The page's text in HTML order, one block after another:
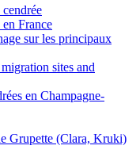
France
sur les principaux
sites and
en Champagne-
Grupette (Clara, Kruki)